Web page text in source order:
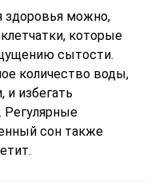
здоровья можно,
которые
сытости.
количество воды,
избегать
Регулярные
сон также